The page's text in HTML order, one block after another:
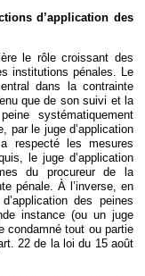
d’application des
le rôle croissant des
institutions pénales. Le
dans la contrainte
que de son suivi et la
systématiquement
par le juge d’application
respecté les mesures
le juge d’application
du procureur de la
pénale. À l’inverse, en
des peines
instance (ou un juge
condamné tout ou partie
22 de la loi du 15 août